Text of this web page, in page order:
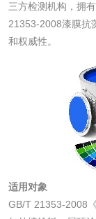
三方检测机构，拥
21353-2008漆膜抗
和权威性。
适用对象
GB/T 21353-2008